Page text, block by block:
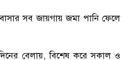
সব জায়গায় জমা পানি ফেলে
বেলায়, বিশেষ করে সকাল ও